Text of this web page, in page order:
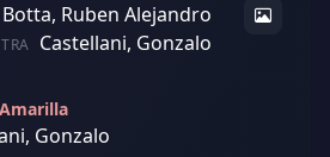
Botta, Ruben Alejandro
Castellani, Gonzalo
Gonzalo